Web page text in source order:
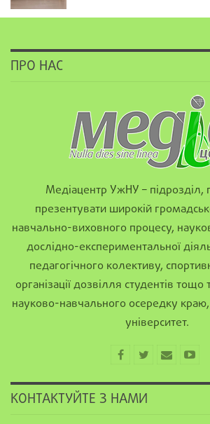
ПРО НАС
Медіацентр УжНУ – підрозділ,
презентувати широкій
навчально-виховного процесу,
дослідно-експериментальної
педагогічного колективу,
організації дозвілля студентів
науково-навчального осередку
університет.
КОНТАКТУЙТЕ З НАМИ